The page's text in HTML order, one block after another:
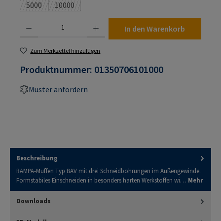
5000(Diese Option ist zurzeit nicht verfügbar.)
10000(Diese Option ist zurzeit nicht verfügbar.)
In den Warenkorb
Zum Merkzettel hinzufügen
Produktnummer: 01350706101000
Muster anfordern
Beschreibung
RAMPA-Muffen Typ BAV mit drei Schneidbohrungen im Außengewinde.
Formstabiles Einschneiden in besonders harten Werkstoffen wi… Mehr
Downloads